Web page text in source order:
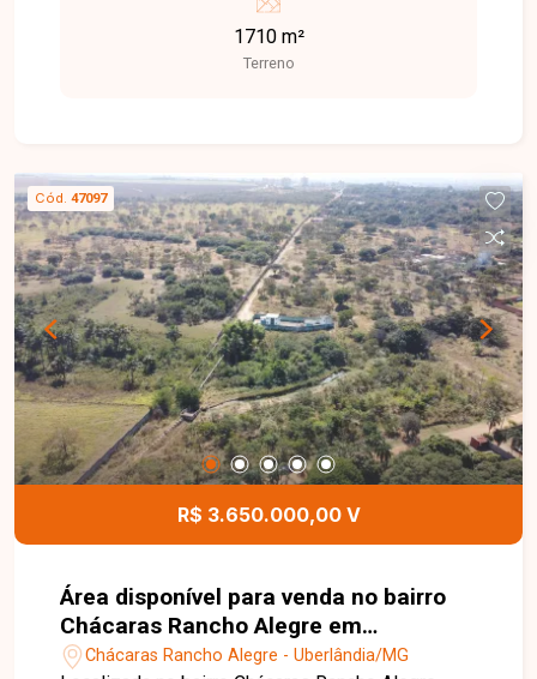
e potencial para empreendimentos comerciais ou
venda com 1.710 m², composta por 05 lotes,
oferecendo uma excelente oportunidade para
projetos de maior porte. Uma ótima oportunidade
para investidores ou empresas que buscam uma
área ampla em localização estratégica da cidade.
Entre em contato para mais informações.
1710 m²
Terreno
Cód. 47097
R$ 3.650.000,00 V
Área disponível para venda no bairro
Chácaras Rancho Alegre em
Uberlândia-MG.
Chácaras Rancho Alegre - Uberlândia/MG